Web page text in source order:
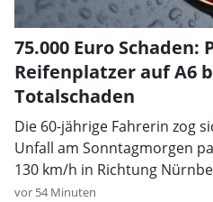
75.000 Euro Schaden:
Reifenplatzer auf A6
Totalschaden
Die 60-jährige Fahrerin zog
Unfall am Sonntagmorgen
130 km/h in Richtung
vor 54 Minuten